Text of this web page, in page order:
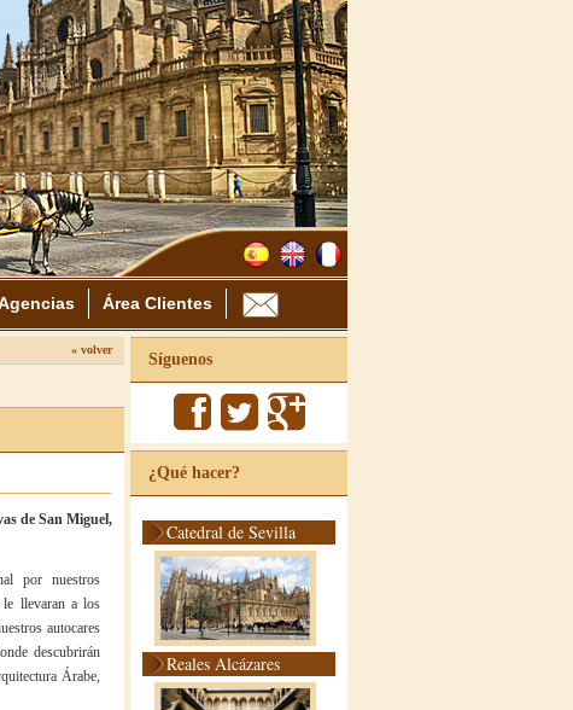
Área Clientes
« volver
de San Miguel,
por nuestros
le llevaran a los
autocares
descubrirán
Árabe,
Síguenos
¿Qué hacer?
Catedral de Sevilla
Reales Alcázares